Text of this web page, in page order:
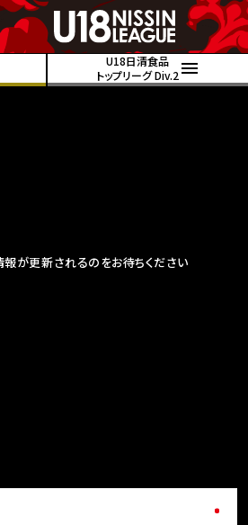
U18日清食品
トップリーグ Div.2
が更新されるのをお待ちください